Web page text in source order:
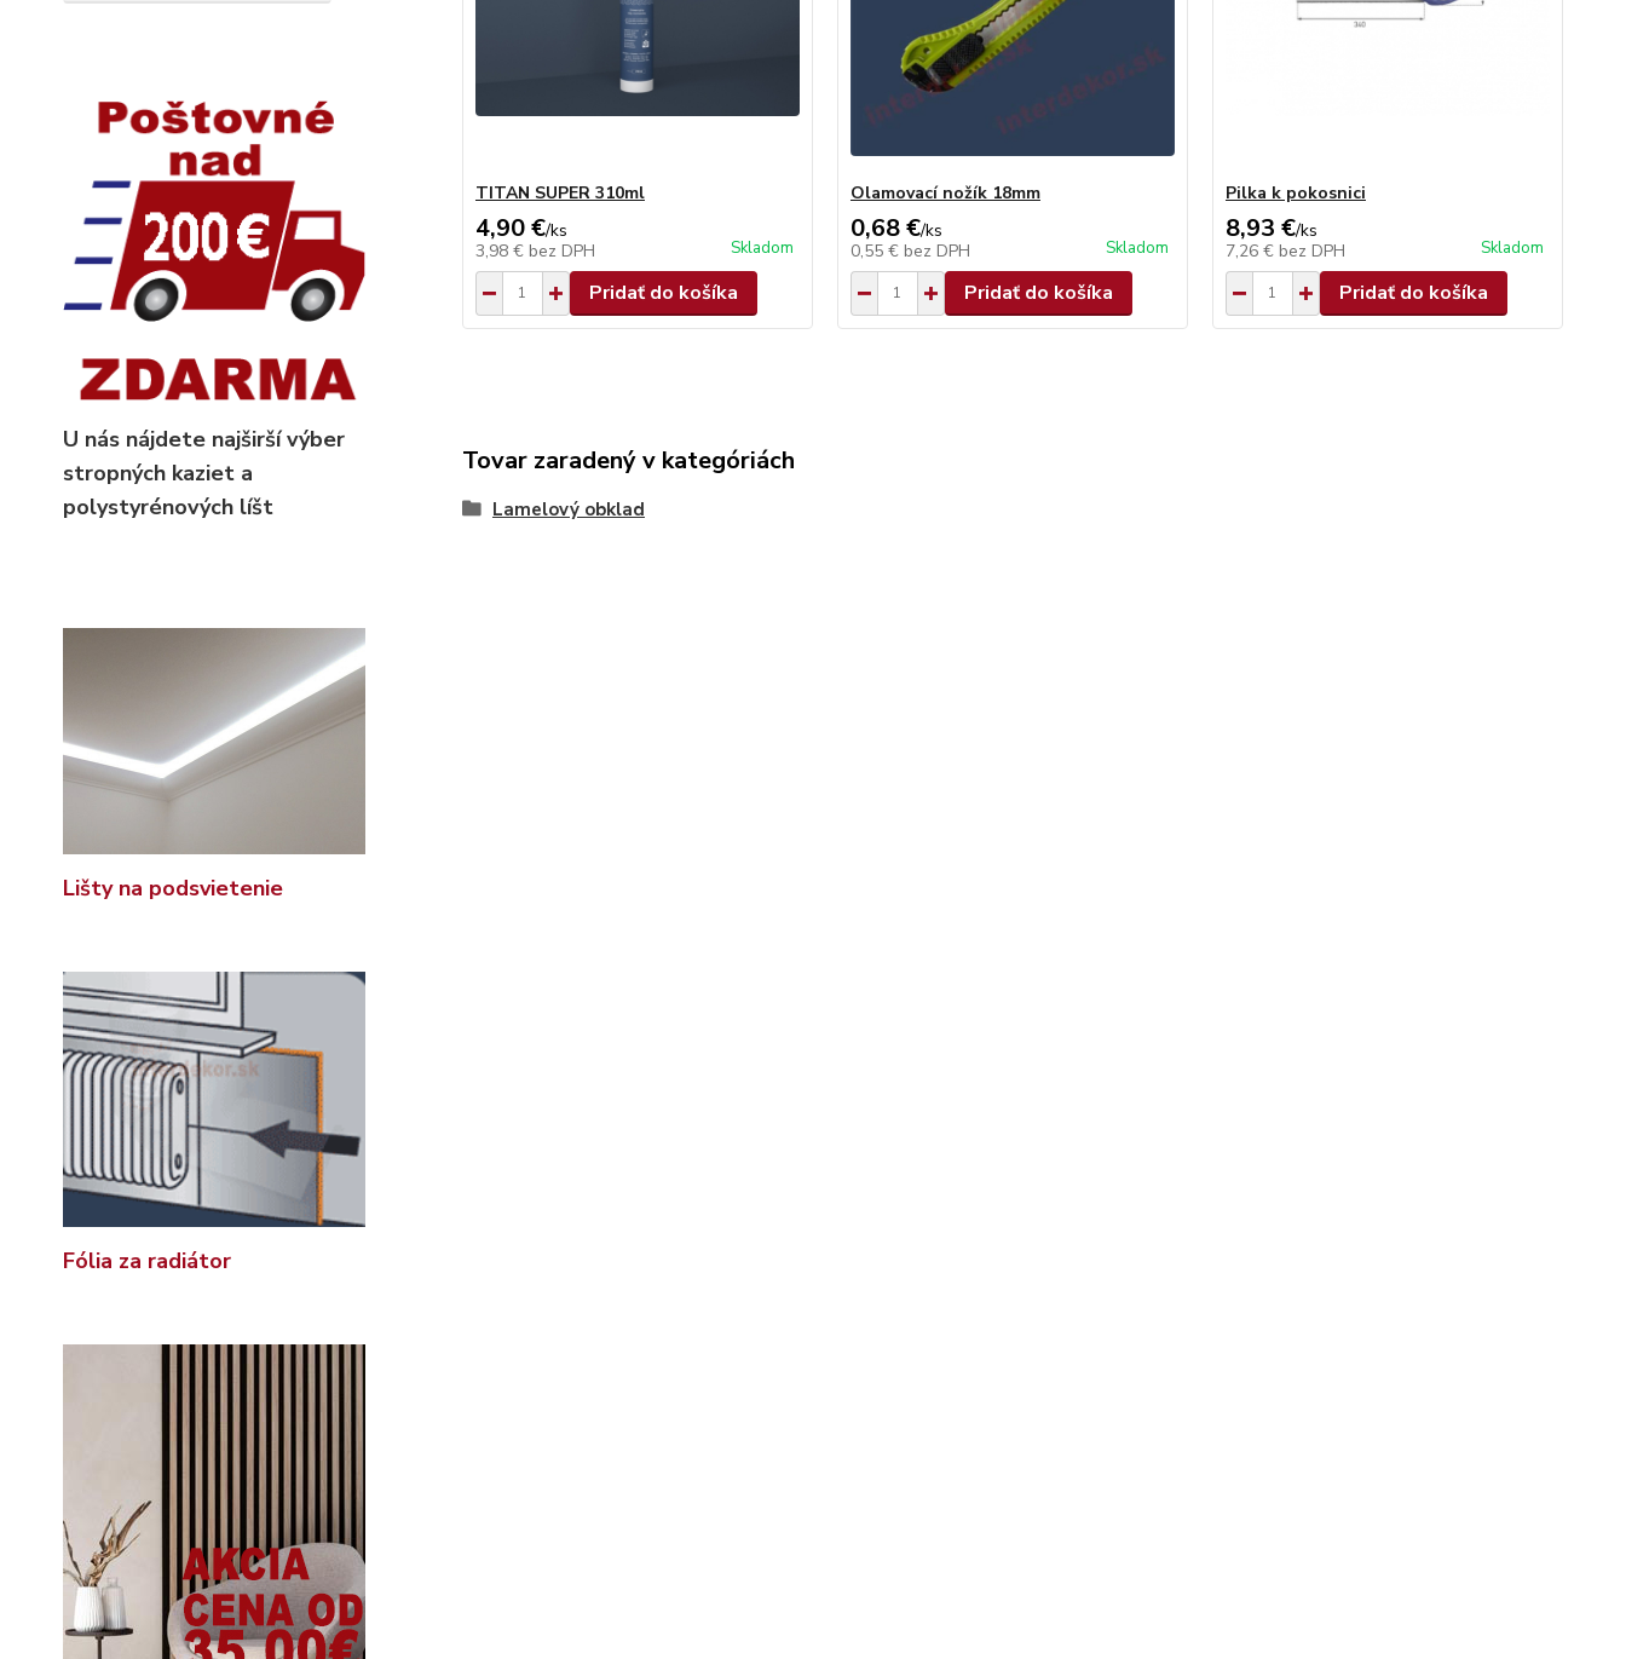
U nás nájdete najširší výber
stropných kaziet a
polystyrénových líšt
Lišty na podsvietenie
Fólia za radiátor
TITAN SUPER 310ml
4,90 €/ks
3,98 € bez DPH Skladom
Pridať do košíka
Olamovací nožík 18mm
0,68 €/ks
0,55 € bez DPH Skladom
Pridať do košíka
Pilka k pokosnici
8,93 €/ks
7,26 € bez DPH Skladom
Pridať do košíka
Tovar zaradený v kategóriách
Lamelový obklad